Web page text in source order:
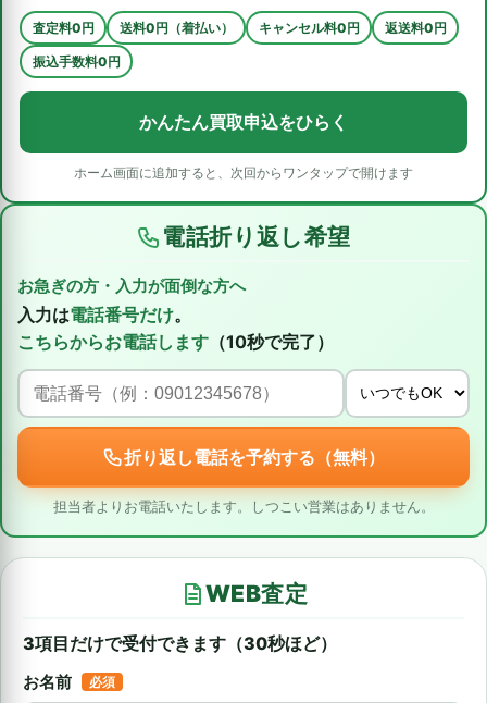
査定料0円 送料0円（着払い） キャンセル料0円 返送料0円
振込手数料0円
かんたん買取申込をひらく
ホーム画面に追加すると、次回からワンタップで開けます
電話折り返し希望
お急ぎの方・入力が面倒な方へ
入力は電話番号だけ。
こちらからお電話します （10秒で完了）
折り返し電話を予約する（無料）
担当者よりお電話いたします。しつこい営業はありません。
WEB査定
3項目だけで受付できます（30秒ほど）
お名前 必須